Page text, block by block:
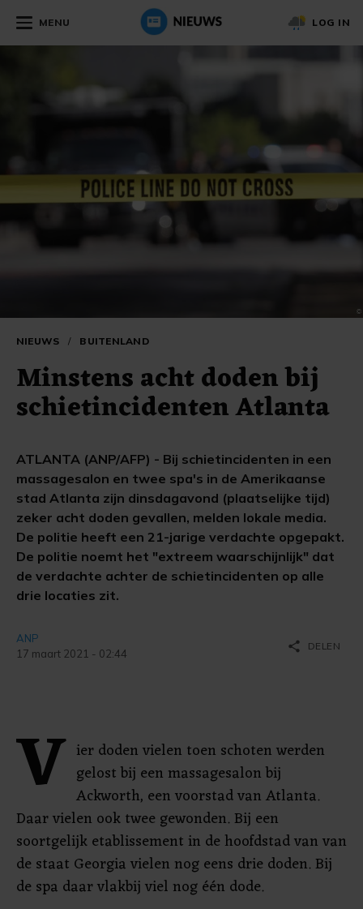
MENU LOG IN
NIEUWS / BUITENLAND
Minstens acht doden bij
schietincidenten Atlanta
ATLANTA (ANP/AFP) - Bij schietincidenten in een
massagesalon en twee spa's in de Amerikaanse
stad Atlanta zijn dinsdagavond (plaatselijke tijd)
zeker acht doden gevallen, melden lokale media.
De politie heeft een 21-jarige verdachte opgepakt.
De politie noemt het "extreem waarschijnlijk" dat
de verdachte achter de schietincidenten op alle
drie locaties zit.
ANP
17 maart 2021 - 02:44
share DELEN
V ier doden vielen toen schoten werden
gelost bij een massagesalon bij
Ackworth, een voorstad van Atlanta.
Daar vielen ook twee gewonden. Bij een
soortgelijk etablissement in de hoofdstad van van
de staat Georgia vielen nog eens drie doden. Bij
de spa daar vlakbij viel nog één dode.